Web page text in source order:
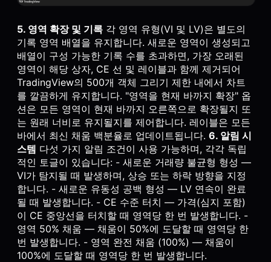
5. 영역 확장 및 기록 각 영역 유형(VI 및 LV)은 별도의
기록 영역 배열을 유지합니다. 새로운 영역이 생성되고
배열이 구성 가능한 기록 수를 초과하면, 가장 오래된
영역이 해당 상자, CE 선 및 레이블과 함께 제거되어
TradingView의 500개 객체 그리기 제한 내에서 차트
를 깔끔하게 유지합니다. "영역을 현재 바까지 확장" 옵
션은 모든 영역이 현재 바까지 오른쪽으로 확장될지 또
는 원래 너비로 유지될지를 제어합니다. 레이블은 모든
바에서 최신 채움 백분율로 업데이트됩니다. 6. 알림 시
스템 다섯 가지 알림 조건이 사용 가능하며, 각각 독립
적인 토글이 있습니다: - 새로운 거래량 불균형 형성 —
VI가 탐지될 때 발생하며, 상승 또는 하락 방향을 지정
합니다. - 새로운 유동성 공백 형성 — LV 연속이 완료
될 때 발생합니다. - CE 수준 터치 — 가격(심지 포함)
이 CE 중앙선을 터치할 때 영역당 한 번 발생합니다. -
영역 50% 채움 — 채움이 50%에 도달할 때 영역당 한
번 발생합니다. - 영역 완전 채움 (100%) — 채움이
100%에 도달할 때 영역당 한 번 발생합니다.